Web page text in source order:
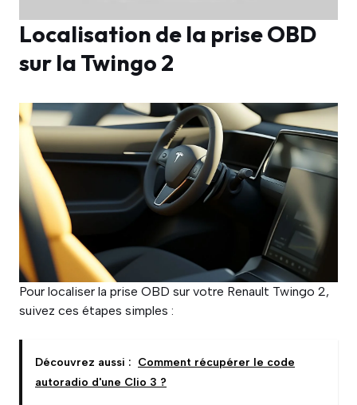
Localisation de la prise OBD
sur la Twingo 2
Pour localiser la prise OBD sur votre Renault Twingo 2,
suivez ces étapes simples :
Découvrez aussi : Comment récupérer le code
autoradio d'une Clio 3 ?